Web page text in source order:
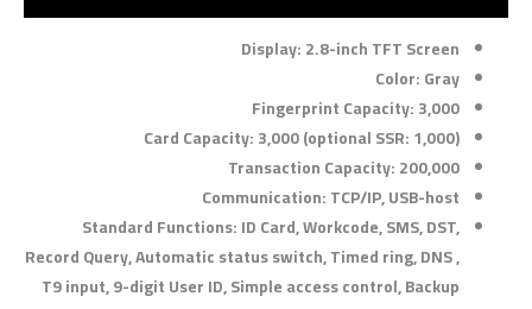
Display: 2.8-inch TFT Screen
Color: Gray
Fingerprint Capacity: 3,000
Card Capacity: 3,000 (optional SSR: 1,000)
Transaction Capacity: 200,000
Communication: TCP/IP, USB-host
Standard Functions: ID Card, Workcode, SMS, DST,
Record Query, Automatic status switch, Timed ring, DNS ,
T9 input, 9-digit User ID, Simple access control, Backup